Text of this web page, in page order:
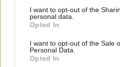
I want to opt-out of the
personal data.
Opted In
I want to opt-out of the Sale
Personal Data.
Opted In